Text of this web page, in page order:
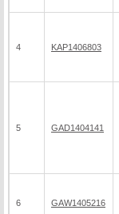
4 KAP1406803
5 GAD1404141
6 GAW1405216